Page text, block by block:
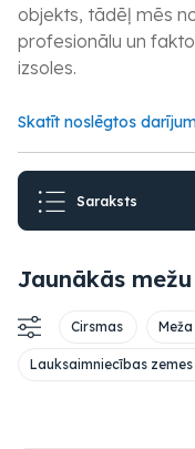
objekts, tādēļ mēs
profesionālu un
izsoles.
Skatīt noslēgtos
Saraksts
Jaunākās
Cirsmas
Lauksaimniecības